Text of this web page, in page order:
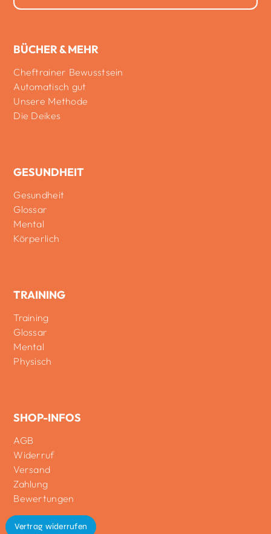
BÜCHER & MEHR
Cheftrainer Bewusstsein
Automatisch gut
Unsere Methode
Die Deikes
GESUNDHEIT
Gesundheit
Glossar
Mental
Körperlich
TRAINING
Training
Glossar
Mental
Physisch
SHOP-INFOS
AGB
Widerruf
Versand
Zahlung
Bewertungen
Vertrag widerrufen